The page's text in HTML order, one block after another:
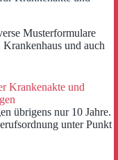
Musterformulare
und auch
Krankenakte und
übrigens nur 10 Jahre.
unter Punkt